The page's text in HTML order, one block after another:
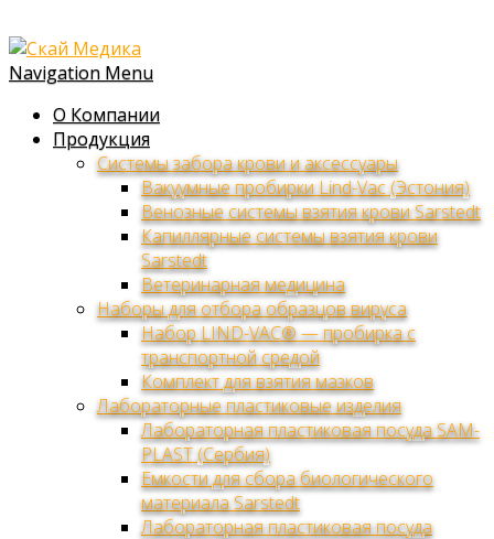
Navigation Menu
О Компании
Продукция
Системы забора крови и аксессуары
Вакуумные пробирки Lind-Vac (Эстония)
Венозные системы взятия крови Sarstedt
Капиллярные системы взятия крови
Sarstedt
Ветеринарная медицина
Наборы для отбора образцов вируса
Набор LIND-VAC® — пробирка с
транспортной средой
Комплект для взятия мазков
Лабораторные пластиковые изделия
Лабораторная пластиковая посуда SAM-
PLAST (Сербия)
Емкости для сбора биологического
материала Sarstedt
Лабораторная пластиковая посуда